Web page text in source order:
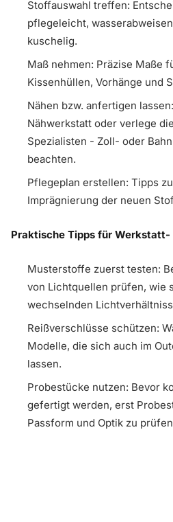
Stoffauswahl treffen:
pflegeleicht,
kuschelig.
Maß nehmen: Präzise Maße
Kissenhüllen, Vorhänge und
Nähen bzw. anfertigen
Nähwerkstatt oder verlege
Spezialisten - Zoll- oder
beachten.
Pflegeplan erstellen: Tipps
Imprägnierung der neuen
Praktische Tipps für Werkstatt-
Musterstoffe zuerst testen:
von Lichtquellen prüfen, wie
wechselnden
Reißverschlüsse schützen:
Modelle, die sich auch im
lassen.
Probestücke nutzen: Bevor
gefertigt werden, erst
Passform und Optik zu